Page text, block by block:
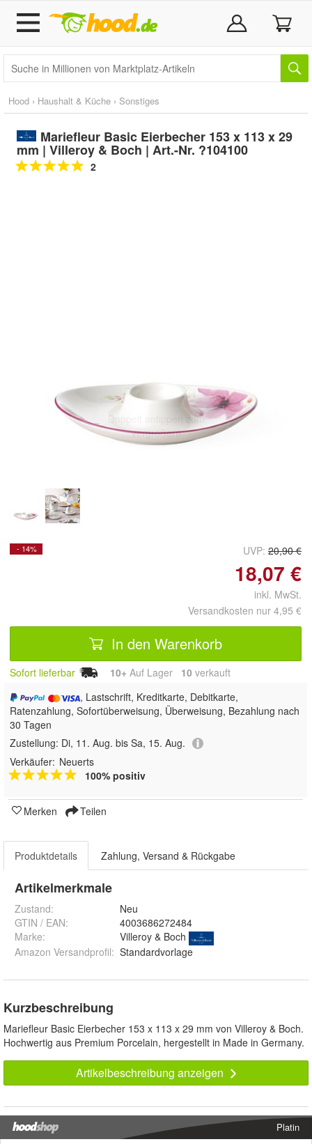
Hood › Haushalt & Küche › Sonstiges
Mariefleur Basic Eierbecher 153 x 113 x 29
mm | Villeroy & Boch | Art.-Nr. ?104100
2
Doppelt antippen zum
vergrößern
- 14% UVP: 20,90 €
18,07 €
inkl. MwSt.
Versandkosten nur 4,95 €
In den Warenkorb
Sofort lieferbar 10+ Auf Lager 10 verkauft
, Lastschrift, Kreditkarte, Debitkarte,
Ratenzahlung, Sofortüberweisung, Überweisung, Bezahlung nach
30 Tagen
Zustellung: Di, 11. Aug. bis Sa, 15. Aug.
Verkäufer: Neuerts
100% positiv
Merken Teilen
Produktdetails Zahlung, Versand & Rückgabe
Artikelmerkmale
Zustand:
Neu
GTIN / EAN:
4003686272484
Marke:
Villeroy & Boch
Amazon Versandprofil: Standardvorlage
Kurzbeschreibung
Mariefleur Basic Eierbecher 153 x 113 x 29 mm von Villeroy & Boch.
Hochwertig aus Premium Porcelain, hergestellt in Made in Germany.
Artikelbeschreibung anzeigen
Platin